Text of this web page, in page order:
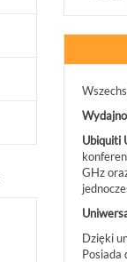
PROMOCJA
Ubiquiti
GHz
Dzięki
Posiada